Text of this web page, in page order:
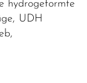
hydrogeformte
UDH